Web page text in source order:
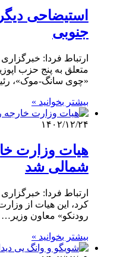
استیضاحی
جنوبی
ارتباط فردا:
متعلق به پنج حزب
«چوی سانگ-موک»،
بیشتر بخوانید »
۱۴۰۲/۱۲/۲۴
هیات وزارت
شمالی شد
ارتباط فردا:
کرد، این هیات از
رودنکو» معاون وزیر…
بیشتر بخوانید »